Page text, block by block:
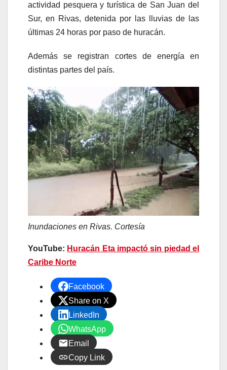
actividad pesquera y turística de San Juan del
Sur, en Rivas, detenida por las lluvias de las
últimas 24 horas por paso de huracán.
Además se registran cortes de energía en
distintas partes del país.
Inundaciones en Rivas. Cortesía
YouTube: Huracán Eta impactó sin piedad el
Caribe Norte
Facebook
Share on X
LinkedIn
WhatsApp
Email
Copy Link